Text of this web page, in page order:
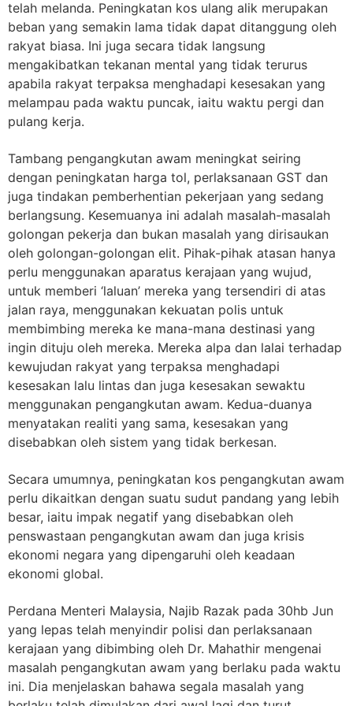
telah melanda. Peningkatan kos ulang alik merupakan
beban yang semakin lama tidak dapat ditanggung oleh
rakyat biasa. Ini juga secara tidak langsung
mengakibatkan tekanan mental yang tidak terurus
apabila rakyat terpaksa menghadapi kesesakan yang
melampau pada waktu puncak, iaitu waktu pergi dan
pulang kerja.
Tambang pengangkutan awam meningkat seiring
dengan peningkatan harga tol, perlaksanaan GST dan
juga tindakan pemberhentian pekerjaan yang sedang
berlangsung. Kesemuanya ini adalah masalah-masalah
golongan pekerja dan bukan masalah yang dirisaukan
oleh golongan-golongan elit. Pihak-pihak atasan hanya
perlu menggunakan aparatus kerajaan yang wujud,
untuk memberi ‘laluan’ mereka yang tersendiri di atas
jalan raya, menggunakan kekuatan polis untuk
membimbing mereka ke mana-mana destinasi yang
ingin dituju oleh mereka. Mereka alpa dan lalai terhadap
kewujudan rakyat yang terpaksa menghadapi
kesesakan lalu lintas dan juga kesesakan sewaktu
menggunakan pengangkutan awam. Kedua-duanya
menyatakan realiti yang sama, kesesakan yang
disebabkan oleh sistem yang tidak berkesan.
Secara umumnya, peningkatan kos pengangkutan awam
perlu dikaitkan dengan suatu sudut pandang yang lebih
besar, iaitu impak negatif yang disebabkan oleh
penswastaan pengangkutan awam dan juga krisis
ekonomi negara yang dipengaruhi oleh keadaan
ekonomi global.
Perdana Menteri Malaysia, Najib Razak pada 30hb Jun
yang lepas telah menyindir polisi dan perlaksanaan
kerajaan yang dibimbing oleh Dr. Mahathir mengenai
masalah pengangkutan awam yang berlaku pada waktu
ini. Dia menjelaskan bahawa segala masalah yang